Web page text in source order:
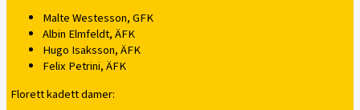
Malte Westesson, GFK
Albin Elmfeldt, ÄFK
Hugo Isaksson, ÄFK
Felix Petrini, ÄFK
Florett kadett damer: